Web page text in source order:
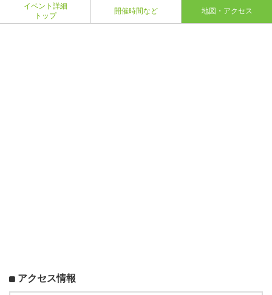
イベント詳細
トップ
開催時間など 地図・アクセス
アクセス情報